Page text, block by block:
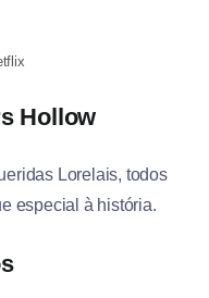
Hollow
Lorelais, todos
especial à história.